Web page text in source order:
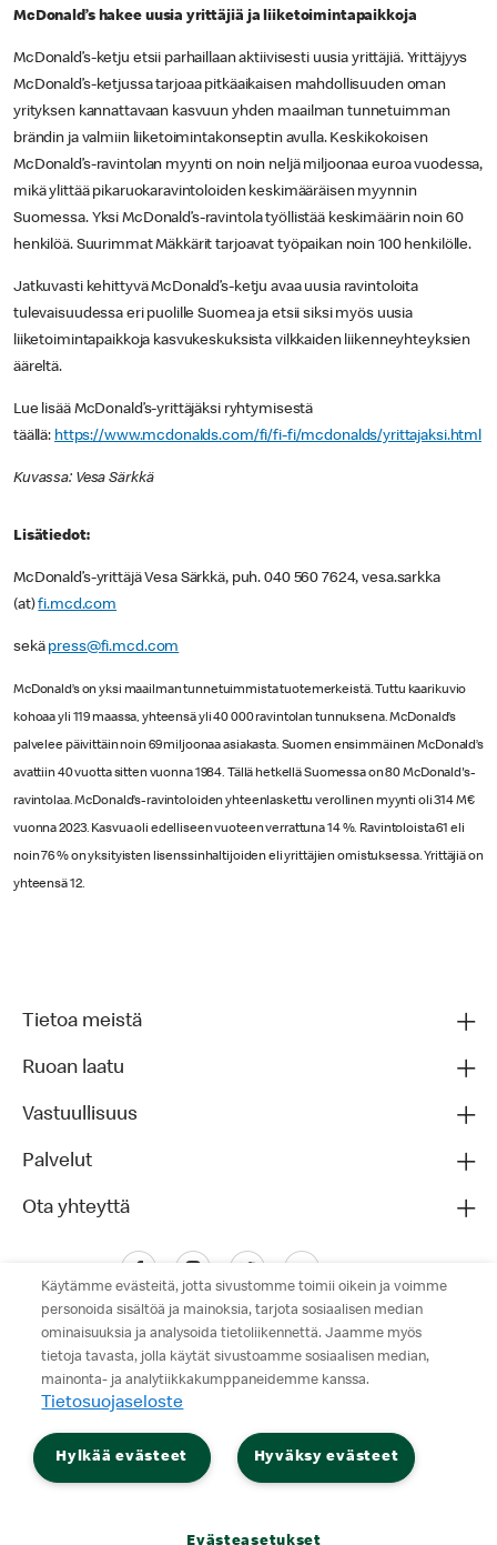
McDonald’s hakee uusia yrittäjiä ja liiketoimintapaikkoja
McDonald’s-ketju etsii parhaillaan aktiivisesti uusia yrittäjiä. Yrittäjyys
McDonald’s-ketjussa tarjoaa pitkäaikaisen mahdollisuuden oman
yrityksen kannattavaan kasvuun yhden maailman tunnetuimman
brändin ja valmiin liiketoimintakonseptin avulla. Keskikokoisen
McDonald’s-ravintolan myynti on noin neljä miljoonaa euroa vuodessa,
mikä ylittää pikaruokaravintoloiden keskimääräisen myynnin
Suomessa. Yksi McDonald’s-ravintola työllistää keskimäärin noin 60
henkilöä. Suurimmat Mäkkärit tarjoavat työpaikan noin 100 henkilölle.
Jatkuvasti kehittyvä McDonald’s-ketju avaa uusia ravintoloita
tulevaisuudessa eri puolille Suomea ja etsii siksi myös uusia
liiketoimintapaikkoja kasvukeskuksista vilkkaiden liikenneyhteyksien
ääreltä.
Lue lisää McDonald’s-yrittäjäksi ryhtymisestä
täällä: https://www.mcdonalds.com/fi/fi-fi/mcdonalds/yrittajaksi.html
Kuvassa: Vesa Särkkä
Lisätiedot:
McDonald’s-yrittäjä Vesa Särkkä, puh. 040 560 7624, vesa.sarkka
(at)fi.mcd.com
sekä press@fi.mcd.com
McDonald’s on yksi maailman tunnetuimmista tuotemerkeistä. Tuttu kaarikuvio
kohoaa yli 119 maassa, yhteensä yli 40 000 ravintolan tunnuksena. McDonald’s
palvelee päivittäin noin 69 miljoonaa asiakasta. Suomen ensimmäinen McDonald’s
avattiin 40 vuotta sitten vuonna 1984. Tällä hetkellä Suomessa on 80 McDonald's-
ravintolaa. McDonald’s-ravintoloiden yhteenlaskettu verollinen myynti oli 314 M€
vuonna 2023. Kasvua oli edelliseen vuoteen verrattuna 14 %. Ravintoloista 61 eli
noin 76 % on yksityisten lisenssinhaltijoiden eli yrittäjien omistuksessa. Yrittäjiä on
yhteensä 12.
Tietoa meistä
Ruoan laatu
Vastuullisuus
Palvelut
Ota yhteyttä
Tietosuojaseloste
Käyttöehdot
Käytämme evästeitä, jotta sivustomme toimii oikein ja voimme
personoida sisältöä ja mainoksia, tarjota sosiaalisen median
ominaisuuksia ja analysoida tietoliikennettä. Jaamme myös
tietoja tavasta, jolla käytät sivustoamme sosiaalisen median,
mainonta- ja analytiikkakumppaneidemme kanssa.
Tietosuojaseloste
Hyväksy evästeet
Hylkää evästeet
Evästeasetukset